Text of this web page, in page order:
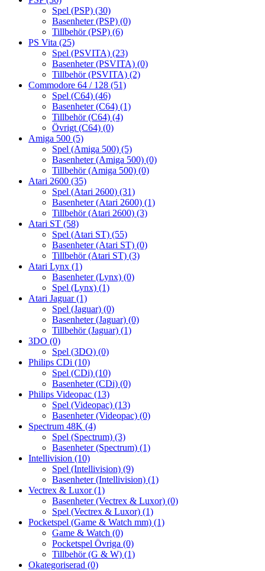
Spel (PSP) (30)
Basenheter (PSP) (0)
Tillbehör (PSP) (6)
PS Vita (25)
Spel (PSVITA) (23)
Basenheter (PSVITA) (0)
Tillbehör (PSVITA) (2)
Commodore 64 / 128 (51)
Spel (C64) (46)
Basenheter (C64) (1)
Tillbehör (C64) (4)
Övrigt (C64) (0)
Amiga 500 (5)
Spel (Amiga 500) (5)
Basenheter (Amiga 500) (0)
Tillbehör (Amiga 500) (0)
Atari 2600 (35)
Spel (Atari 2600) (31)
Basenheter (Atari 2600) (1)
Tillbehör (Atari 2600) (3)
Atari ST (58)
Spel (Atari ST) (55)
Basenheter (Atari ST) (0)
Tillbehör (Atari ST) (3)
Atari Lynx (1)
Basenheter (Lynx) (0)
Spel (Lynx) (1)
Atari Jaguar(1)
Spel (Jaguar) (0)
Basenheter (Jaguar) (0)
Tillbehör (Jaguar) (1)
3DO (0)
Spel (3DO) (0)
Philips CDi (10)
Spel (CDi) (10)
Basenheter (CDi) (0)
Philips Videopac (13)
Spel (Videopac) (13)
Basenheter (Videopac) (0)
Spectrum 48K (4)
Spel (Spectrum) (3)
Basenheter (Spectrum) (1)
Intellivision (10)
Spel (Intellivision) (9)
Basenheter (Intellivision) (1)
Vectrex & Luxor(1)
Basenheter (Vectrex & Luxor) (0)
Spel (Vectrex & Luxor) (1)
Pocketspel (Game & Watch mm) (1)
Game & Watch (0)
Pocketspel Övriga (0)
Tillbehör (G & W) (1)
Okategoriserad (0)